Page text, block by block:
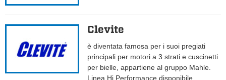
Clevite
è diventata famosa per i suoi pregiati
principali per motori a 3 strati e cuscinetti
per bielle, appartiene al gruppo Mahle.
Linea Hi Performance disponibile.